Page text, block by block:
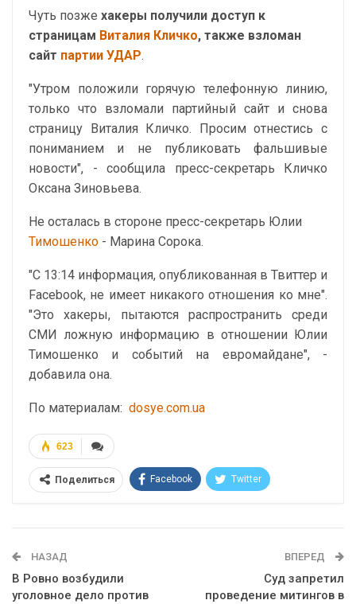
Чуть позже хакеры получили доступ к
страницам Виталия Кличко, также взломан
сайт партии УДАР.
"Утром положили горячую телефонную линию,
только что взломали партийный сайт и снова
страницу Виталия Кличко. Просим отнестись с
пониманием и не публиковать фальшивые
новости", - сообщила пресс-секретарь Кличко
Оксана Зиновьева.
Не осталась в стороне пресс-секретарь Юлии
Тимошенко - Марина Сорока.
"С 13:14 информация, опубликованная в Твиттер и
Facebook, не имеет никакого отношения ко мне".
"Это хакеры, пытаются распространить среди
СМИ ложную информацию в отношении Юлии
Тимошенко и событий на евромайдане", -
добавила она.
По материалам: dosye.com.ua
623
Поделиться Facebook Twitter
НАЗАД
В Ровно возбудили
уголовное дело против
ВПЕРЕД
Суд запретил
проведение митингов в